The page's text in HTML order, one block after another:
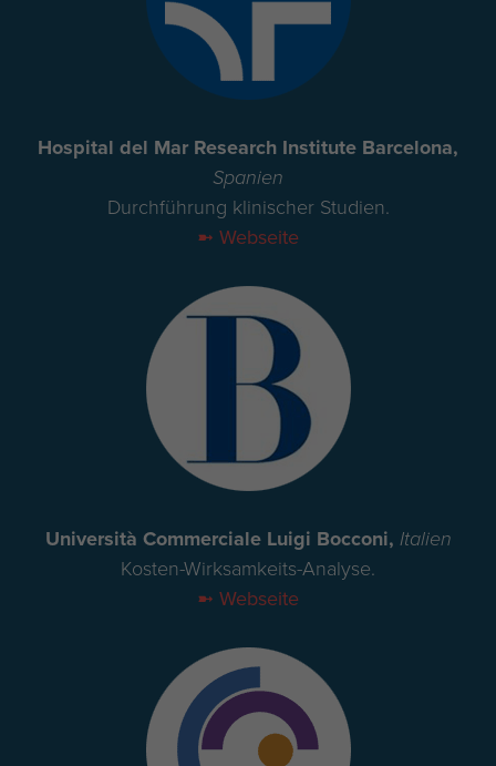
Hospital del Mar Research Institute Barcelona,
Spanien
Durchführung klinischer Studien.
➼ Webseite
Università Commerciale Luigi Bocconi, Italien
Kosten-Wirksamkeits-Analyse.
➼ Webseite